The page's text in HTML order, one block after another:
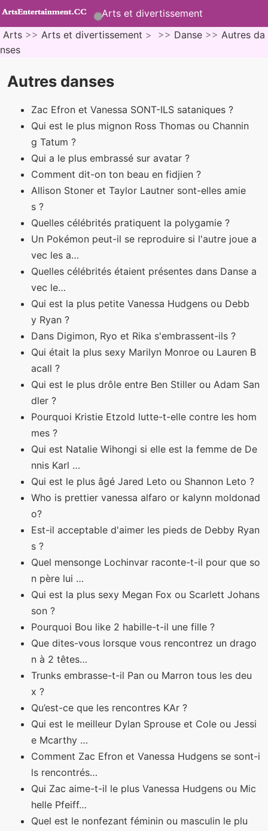
Arts et divertissement
Arts >> Arts et divertissement > >> Danse >> Autres da
nses
Autres danses
Zac Efron et Vanessa SONT-ILS sataniques ?
Qui est le plus mignon Ross Thomas ou Channin
g Tatum ?
Qui a le plus embrassé sur avatar ?
Comment dit-on ton beau en fidjien ?
Allison Stoner et Taylor Lautner sont-elles amie
s ?
Quelles célébrités pratiquent la polygamie ?
Un Pokémon peut-il se reproduire si l'autre joue a
vec les a…
Quelles célébrités étaient présentes dans Danse a
vec le…
Qui est la plus petite Vanessa Hudgens ou Debb
y Ryan ?
Dans Digimon, Ryo et Rika s'embrassent-ils ?
Qui était la plus sexy Marilyn Monroe ou Lauren B
acall ?
Qui est le plus drôle entre Ben Stiller ou Adam San
dler ?
Pourquoi Kristie Etzold lutte-t-elle contre les hom
mes ?
Qui est Natalie Wihongi si elle est la femme de De
nnis Karl …
Qui est le plus âgé Jared Leto ou Shannon Leto ?
Who is prettier vanessa alfaro or kalynn moldonad
o?
Est-il acceptable d'aimer les pieds de Debby Ryan
s ?
Quel mensonge Lochinvar raconte-t-il pour que so
n père lui …
Qui est la plus sexy Megan Fox ou Scarlett Johans
son ?
Pourquoi Bou like 2 habille-t-il une fille ?
Que dites-vous lorsque vous rencontrez un drago
n à 2 têtes…
Trunks embrasse-t-il Pan ou Marron tous les deu
x ?
Qu’est-ce que les rencontres KAr ?
Qui est le meilleur Dylan Sprouse et Cole ou Jessi
e Mcarthy …
Comment Zac Efron et Vanessa Hudgens se sont-i
ls rencontrés…
Qui Zac aime-t-il le plus Vanessa Hudgens ou Mic
helle Pfeiff…
Quel est le nonfezant féminin ou masculin le plu